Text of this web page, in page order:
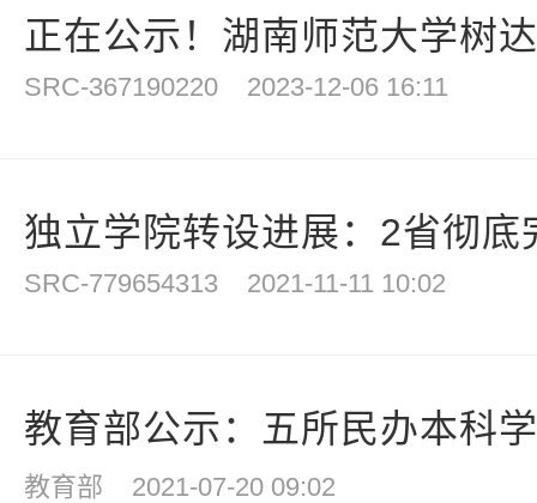
正在公示！湖南师范大学树
SRC-367190220 2023-12-06 16:11
独立学院转设进展：2省彻
SRC-779654313 2021-11-11 10:02
教育部公示：五所民办本科
教育部 2021-07-20 09:02